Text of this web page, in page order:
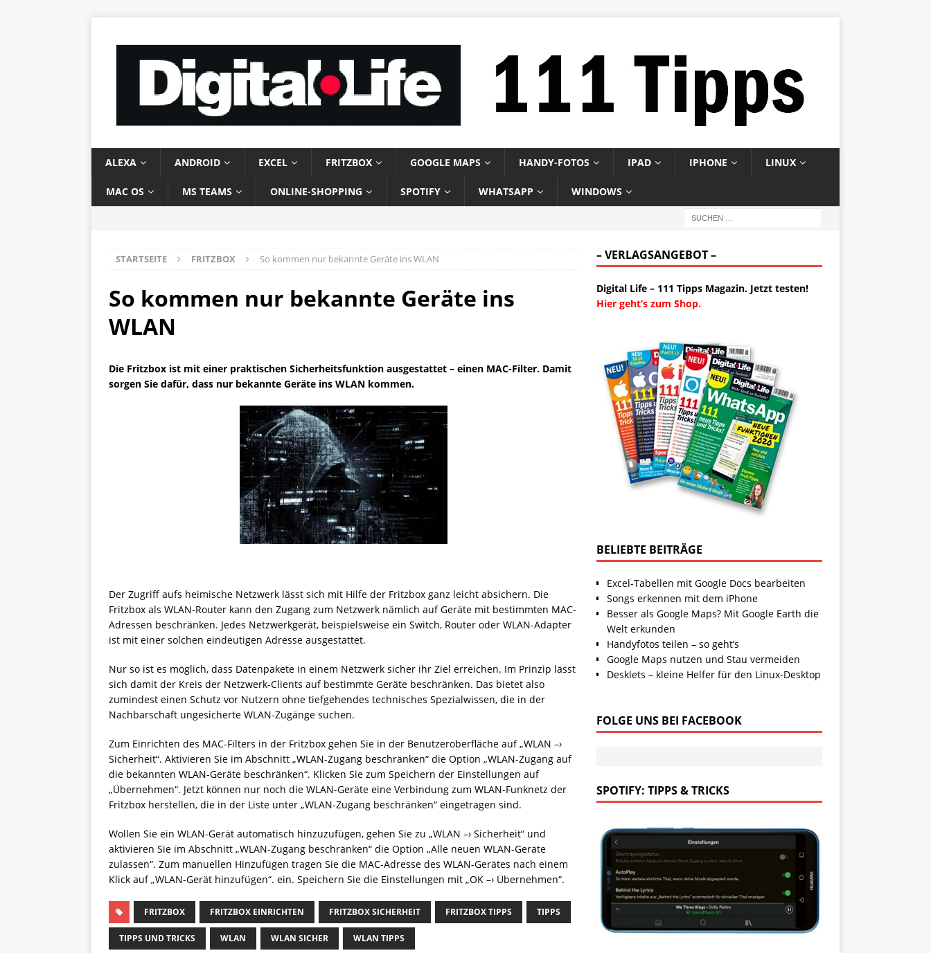
ALEXA ANDROID EXCEL FRITZBOX GOOGLE MAPS HANDY-FOTOS IPAD IPHONE LINUX
MAC OS MS TEAMS ONLINE-SHOPPING SPOTIFY WHATSAPP WINDOWS
STARTSEITE FRITZBOX So kommen nur bekannte Geräte ins WLAN
So kommen nur bekannte Geräte ins
WLAN
Die Fritzbox ist mit einer praktischen Sicherheitsfunktion ausgestattet – einen MAC-Filter. Damit
sorgen Sie dafür, dass nur bekannte Geräte ins WLAN kommen.
Der Zugriff aufs heimische Netzwerk lässt sich mit Hilfe der Fritzbox ganz leicht absichern. Die
Fritzbox als WLAN-Router kann den Zugang zum Netzwerk nämlich auf Geräte mit bestimmten MAC-
Adressen beschränken. Jedes Netzwerkgerät, beispielsweise ein Switch, Router oder WLAN-Adapter
ist mit einer solchen eindeutigen Adresse ausgestattet.
Nur so ist es möglich, dass Datenpakete in einem Netzwerk sicher ihr Ziel erreichen. Im Prinzip lässt
sich damit der Kreis der Netzwerk-Clients auf bestimmte Geräte beschränken. Das bietet also
zumindest einen Schutz vor Nutzern ohne tiefgehendes technisches Spezialwissen, die in der
Nachbarschaft ungesicherte WLAN-Zugänge suchen.
Zum Einrichten des MAC-Filters in der Fritzbox gehen Sie in der Benutzeroberfläche auf „WLAN –›
Sicherheit“. Aktivieren Sie im Abschnitt „WLAN-Zugang beschränken“ die Option „WLAN-Zugang auf
die bekannten WLAN-Geräte beschränken“. Klicken Sie zum Speichern der Einstellungen auf
„Übernehmen“. Jetzt können nur noch die WLAN-Geräte eine Verbindung zum WLAN-Funknetz der
Fritzbox herstellen, die in der Liste unter „WLAN-Zugang beschränken“ eingetragen sind.
Wollen Sie ein WLAN-Gerät automatisch hinzuzufügen, gehen Sie zu „WLAN –› Sicherheit“ und
aktivieren Sie im Abschnitt „WLAN-Zugang beschränken“ die Option „Alle neuen WLAN-Geräte
zulassen“. Zum manuellen Hinzufügen tragen Sie die MAC-Adresse des WLAN-Gerätes nach einem
Klick auf „WLAN-Gerät hinzufügen“. ein. Speichern Sie die Einstellungen mit „OK –› Übernehmen“.
FRITZBOX FRITZBOX EINRICHTEN FRITZBOX SICHERHEIT FRITZBOX TIPPS TIPPS
TIPPS UND TRICKS WLAN WLAN SICHER WLAN TIPPS
– VERLAGSANGEBOT –
Digital Life – 111 Tipps Magazin. Jetzt testen!
Hier geht’s zum Shop.
BELIEBTE BEITRÄGE
Excel-Tabellen mit Google Docs bearbeiten
Songs erkennen mit dem iPhone
Besser als Google Maps? Mit Google Earth die
Welt erkunden
Handyfotos teilen – so geht’s
Google Maps nutzen und Stau vermeiden
Desklets – kleine Helfer für den Linux-Desktop
FOLGE UNS BEI FACEBOOK
SPOTIFY: TIPPS & TRICKS